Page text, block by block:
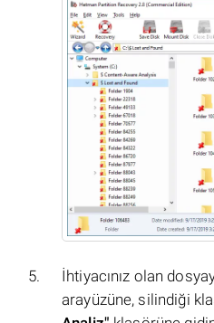
İhtiyacınız olan
arayüzüne, silindiği